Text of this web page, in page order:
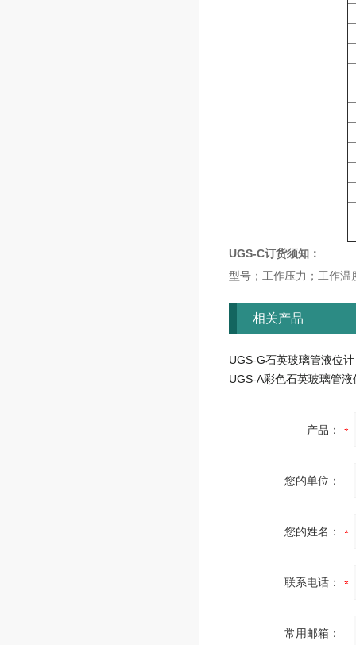
UGS-C订货须知：
型号；工作压力；工作
相关产品
UGS-G石英玻璃管液位计
UGS-A彩色石英玻璃管液
产品：
您的单位：
您的姓名：
联系电话：
常用邮箱：